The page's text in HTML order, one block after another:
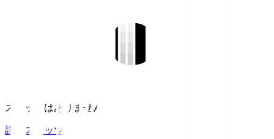
スタッツはありません。
詳細スタッツ